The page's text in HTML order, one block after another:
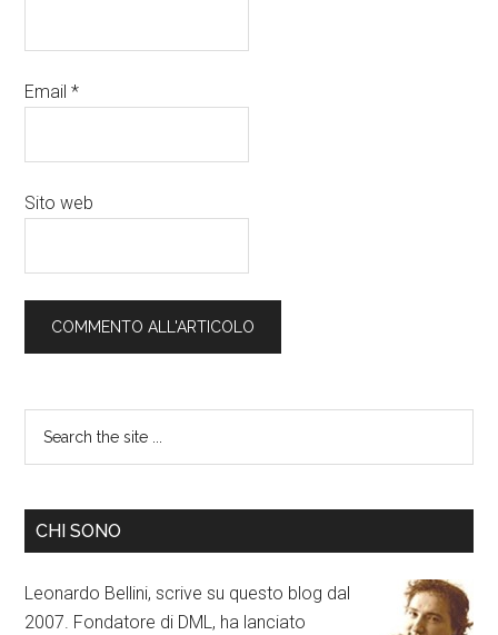
Email*
Sito web
CHI SONO
Leonardo Bellini, scrive su questo blog dal
2007. Fondatore di DML, ha lanciato